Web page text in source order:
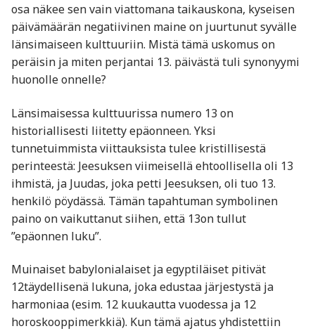
osa näkee sen vain viattomana taikauskona, kyseisen
päivämäärän negatiivinen maine on juurtunut syvälle
länsimaiseen kulttuuriin. Mistä tämä uskomus on
peräisin ja miten perjantai 13. päivästä tuli synonyymi
huonolle onnelle?
Länsimaisessa kulttuurissa numero 13 on
historiallisesti liitetty epäonneen. Yksi
tunnetuimmista viittauksista tulee kristillisestä
perinteestä: Jeesuksen viimeisellä ehtoollisella oli 13
ihmistä, ja Juudas, joka petti Jeesuksen, oli tuo 13.
henkilö pöydässä. Tämän tapahtuman symbolinen
paino on vaikuttanut siihen, että 13on tullut
”epäonnen luku”.
Muinaiset babylonialaiset ja egyptiläiset pitivät
12täydellisenä lukuna, joka edustaa järjestystä ja
harmoniaa (esim. 12 kuukautta vuodessa ja 12
horoskooppimerkkiä). Kun tämä ajatus yhdistettiin